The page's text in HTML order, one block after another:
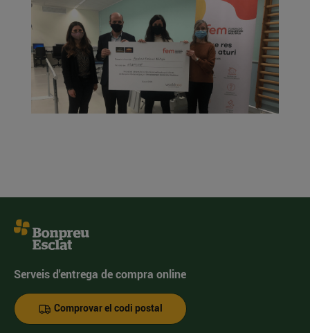
Serveis d'entrega de compra online
Comprovar el codi postal